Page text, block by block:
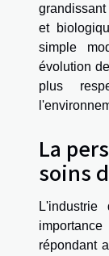
et
simple
évolution
plus
La
soins
répondant